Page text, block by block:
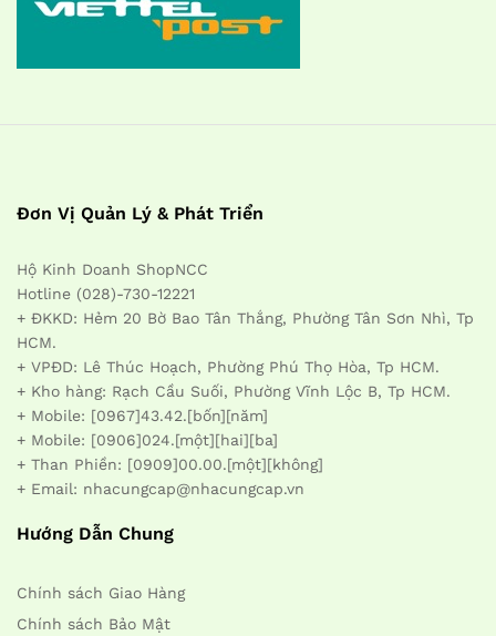
Đơn Vị Quản Lý & Phát Triển
Hộ Kinh Doanh ShopNCC
Hotline (028)-730-12221
+ ĐKKD: Hẻm 20 Bờ Bao Tân Thắng, Phường Tân Sơn Nhì, Tp
HCM.
+ VPĐD: Lê Thúc Hoạch, Phường Phú Thọ Hòa, Tp HCM.
+ Kho hàng: Rạch Cầu Suối, Phường Vĩnh Lộc B, Tp HCM.
+ Mobile: [0967]43.42.[bốn][năm]
+ Mobile: [0906]024.[một][hai][ba]
+ Than Phiền: [0909]00.00.[một][không]
+ Email: nhacungcap@nhacungcap.vn
Hướng Dẫn Chung
Chính sách Giao Hàng
Chính sách Bảo Mật